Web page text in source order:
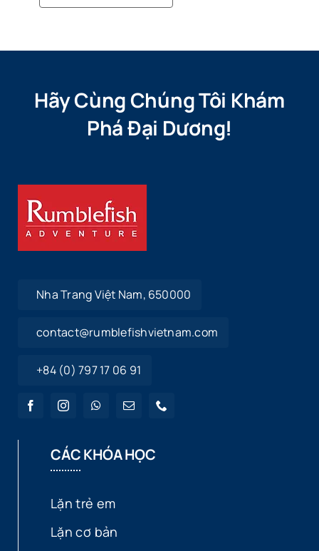
Hãy Cùng Chúng Tôi Khám
Phá Đại Dương!
Nha Trang Việt Nam, 650000
contact@rumblefishvietnam.com
+84 (0) 797 17 06 91
CÁC KHÓA HỌC
Lặn trẻ em
Lặn cơ bản